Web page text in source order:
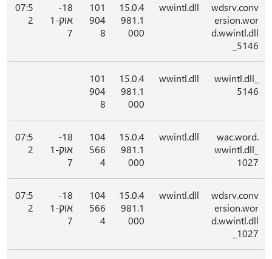
wdsrv.conv
ersion.wor
d.wwintl.dll
_5146
wwintl.dll
15.0.4
981.1
000
101
904
8
18-
אוק-1
7
07:5
2
wwintl.dll_
5146
wwintl.dll
15.0.4
981.1
000
101
904
8
wac.word.
wwintl.dll_
1027
wwintl.dll
15.0.4
981.1
000
104
566
4
18-
אוק-1
7
07:5
2
wdsrv.conv
ersion.wor
d.wwintl.dll
_1027
wwintl.dll
15.0.4
981.1
000
104
566
4
18-
אוק-1
7
07:5
2